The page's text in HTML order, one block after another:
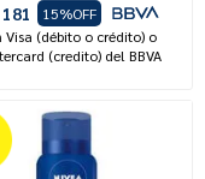
15%OFF
Visa (débito o crédito) o
(credito) del BBVA